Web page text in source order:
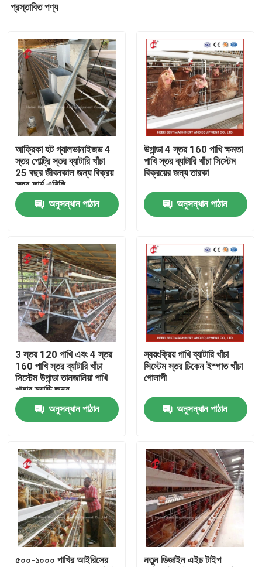
আমাদের সম্পর্কে
পরিচিতি
পণ্য
পোল্ট্রি ব্যাটারি খাঁচা সিস্টেম
স্তর ব্যাটারি খাঁচা সিস্টেম
পোল্ট্রি ফার্মিং কেজ সিস্টেম
পোল্ট্রি লেয়ার খাঁচা
বিক্রয়ের জন্য চিকেন ব্যাটারি খাঁচা
ব্রয়লার মুরগির খাঁচা
প্রস্তাবিত পণ্য
আফ্রিকা হট গ্যালভানাইজড 4
স্তর পোল্ট্রি স্তর ব্যাটারি খাঁচা
25 বছর জীবনকাল জন্য বিক্রয়
স্তর ফার্ম এমিলি
অনুসন্ধান পাঠান
উগান্ডা 4 স্তর 160 পাখি ক্ষমতা
পাখি স্তর ব্যাটারি খাঁচা সিস্টেম
বিক্রয়ের জন্য তারকা
অনুসন্ধান পাঠান
3 স্তর 120 পাখি এবং 4 স্তর
160 পাখি স্তর ব্যাটারি খাঁচা
সিস্টেম উগান্ডা তানজানিয়া পাখি
খামার স্যান্ডি জন্য
অনুসন্ধান পাঠান
স্বয়ংক্রিয় পাখি ব্যাটারি খাঁচা
সিস্টেম স্তর চিকেন ইস্পাত খাঁচা
গোলাপী
অনুসন্ধান পাঠান
৫০০-১০০০ পাখির আইরিসের
নতুন ডিজাইন এইচ টাইপ